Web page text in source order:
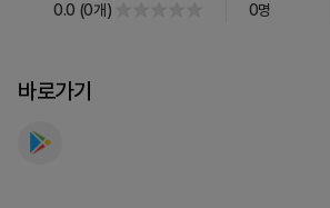
0.0 (0개) 0명
바로가기